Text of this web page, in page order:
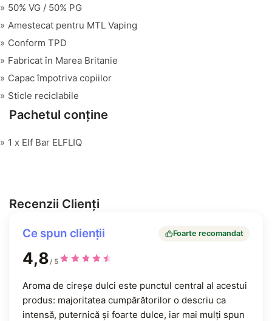
50% VG / 50% PG
Amestecat pentru MTL Vaping
Conform TPD
Fabricat în Marea Britanie
Capac împotriva copiilor
Sticle reciclabile
Pachetul conține
1 x Elf Bar ELFLIQ
Recenzii Clienți
Ce spun clienții Foarte recomandat
4,8/ 5
Aroma de cireșe dulci este punctul central al acestui
produs: majoritatea cumpărătorilor o descriu ca
intensă, puternică și foarte dulce, iar mai mulți spun